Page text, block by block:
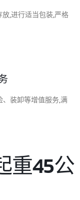
,进行适当包装,严格
装卸等增值服务,满
重45公